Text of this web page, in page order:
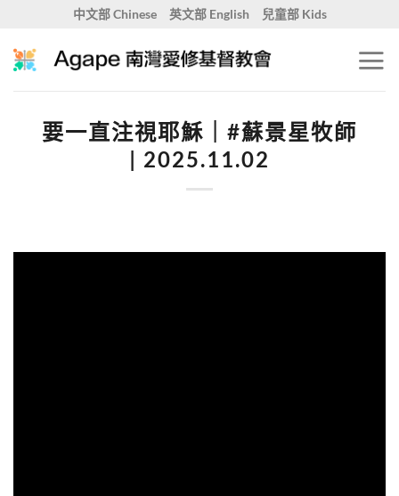
content
中文部 Chinese 英文部 English 兒童部 Kids
要一直注視耶穌｜#蘇景星牧師
| 2025.11.02